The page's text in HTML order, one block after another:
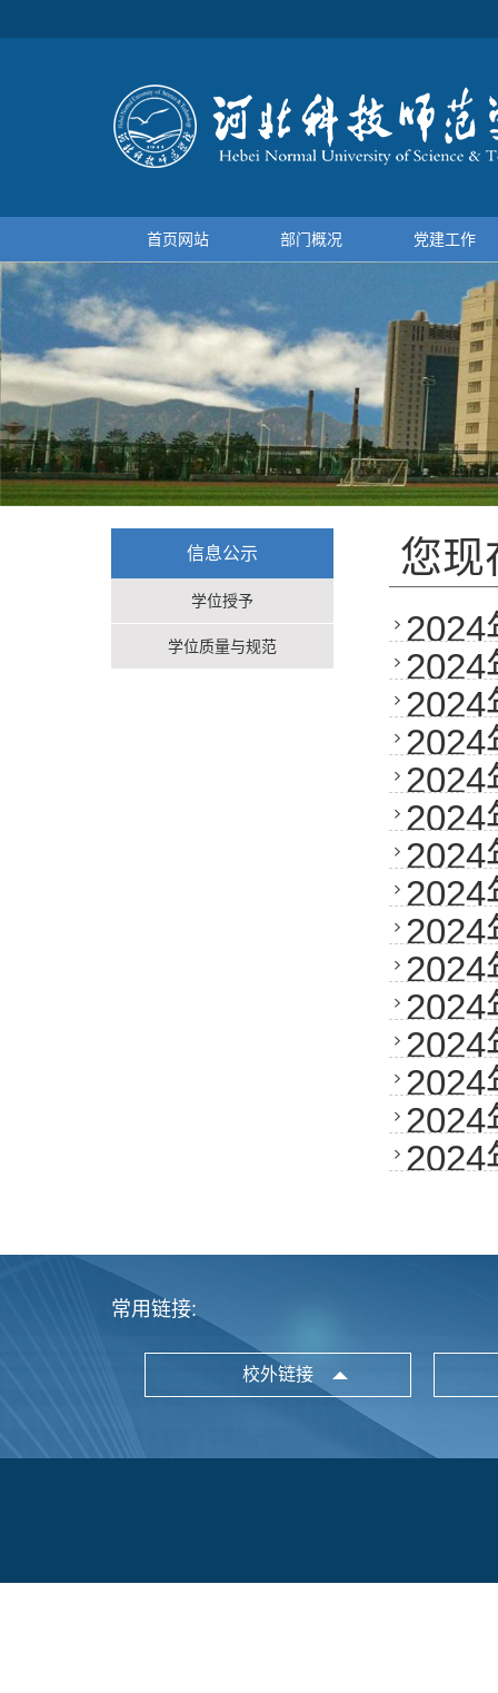
首页网站 部门概况 党建工作
信息公示
学位授予
学位质量与规范
您
2024
2024
2024
2024
2024
2024
2024
公告
2024
2024
2024
信息
2024
护）
2024
答辩
2024
2024
2024
常用链接:
校外链接